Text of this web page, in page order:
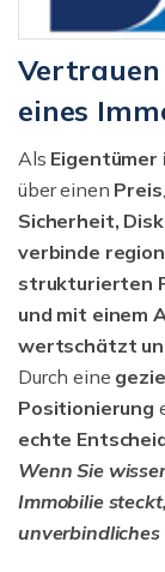
eines
Als Eigentümer
über einen Preis
Sicherheit,
verbinde
strukturierten
und mit einem
wertschätzt
Durch eine
Positionierung
echte
Wenn Sie
Immobilie
unverbindliches